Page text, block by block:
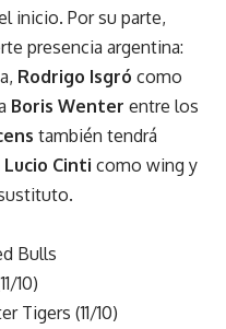
inicio. Por su parte,
presencia argentina:
Rodrigo Isgró como
Boris Wenter entre los
también tendrá
Lucio Cinti como wing y
Bulls
10)
Tigers (11/10)